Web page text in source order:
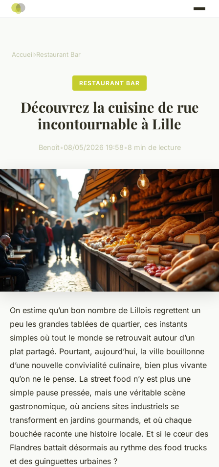
Accueil›Restaurant Bar
RESTAURANT BAR
Découvrez la cuisine de rue
incontournable à Lille
Benoît•08/05/2026 19:58•8 min de lecture
On estime qu’un bon nombre de Lillois regrettent un
peu les grandes tablées de quartier, ces instants
simples où tout le monde se retrouvait autour d’un
plat partagé. Pourtant, aujourd’hui, la ville bouillonne
d’une nouvelle convivialité culinaire, bien plus vivante
qu’on ne le pense. La street food n’y est plus une
simple pause pressée, mais une véritable scène
gastronomique, où anciens sites industriels se
transforment en jardins gourmands, et où chaque
bouchée raconte une histoire locale. Et si le cœur des
Flandres battait désormais au rythme des food trucks
et des guinguettes urbaines ?